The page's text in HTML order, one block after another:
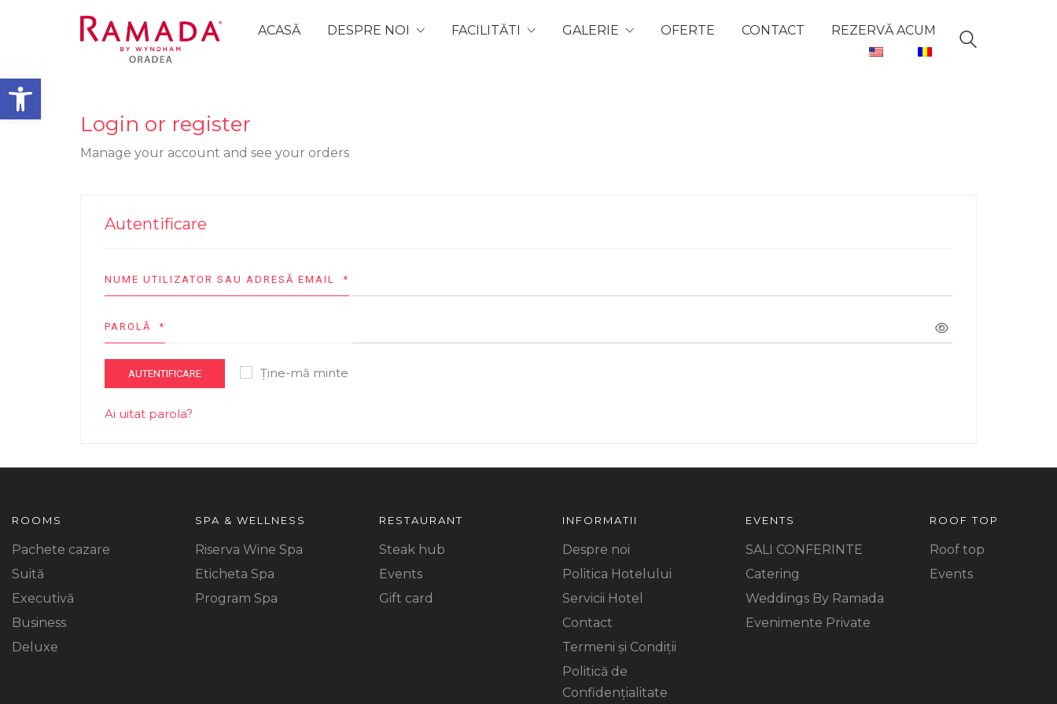
Deschide bara de unelte
ACASĂ DESPRE NOI FACILITĂTI GALERIE OFERTE CONTACT REZERVĂ ACUM
Login or register
Manage your account and see your orders
Autentificare
NUME UTILIZATOR SAU ADRESĂ EMAIL *
PAROLĂ *
AUTENTIFICARE Ține-mă minte
Ai uitat parola?
ROOMS
Pachete cazare
Suită
Executivă
Business
Deluxe
SPA & WELLNESS
Riserva Wine Spa
Eticheta Spa
Program Spa
RESTAURANT
Steak hub
Events
Gift card
INFORMATII
Despre noi
Politica Hotelului
Servicii Hotel
Contact
Termeni și Condiții
Politică de
Confidențialitate
EVENTS
SALI CONFERINTE
Catering
Weddings By Ramada
Evenimente Private
ROOF TOP
Roof top
Events